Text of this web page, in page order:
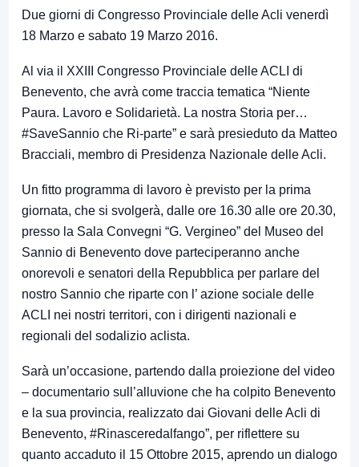
Due giorni di Congresso Provinciale delle Acli venerdì
18 Marzo e sabato 19 Marzo 2016.
Al via il XXIII Congresso Provinciale delle ACLI di
Benevento, che avrà come traccia tematica “Niente
Paura. Lavoro e Solidarietà. La nostra Storia per…
#SaveSannio che Ri-parte” e sarà presieduto da Matteo
Bracciali, membro di Presidenza Nazionale delle Acli.
Un fitto programma di lavoro è previsto per la prima
giornata, che si svolgerà, dalle ore 16.30 alle ore 20.30,
presso la Sala Convegni “G. Vergineo” del Museo del
Sannio di Benevento dove parteciperanno anche
onorevoli e senatori della Repubblica per parlare del
nostro Sannio che riparte con l’ azione sociale delle
ACLI nei nostri territori, con i dirigenti nazionali e
regionali del sodalizio aclista.
Sarà un’occasione, partendo dalla proiezione del video
– documentario sull’alluvione che ha colpito Benevento
e la sua provincia, realizzato dai Giovani delle Acli di
Benevento, #Rinasceredalfango”, per riflettere su
quanto accaduto il 15 Ottobre 2015, aprendo un dialogo